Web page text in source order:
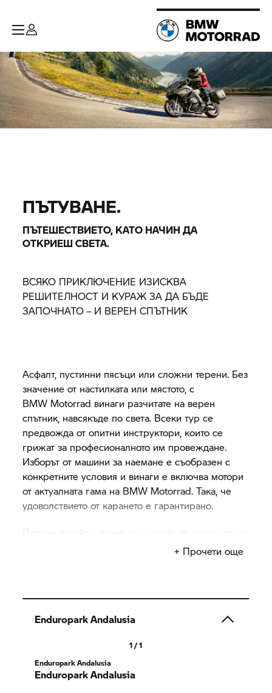
ПЪТУВАНЕ.
ПЪТЕШЕСТВИЕТО, КАТО НАЧИН ДА
ОТКРИЕШ СВЕТА.
ВСЯКО ПРИКЛЮЧЕНИЕ ИЗИСКВА
РЕШИТЕЛНОСТ И КУРАЖ ЗА ДА БЪДЕ
ЗАПОЧНАТО – И ВЕРЕН СПЪТНИК
Асфалт, пустинни пясъци или сложни терени. Без
значение от настилката или мястото, с
BMW Motorrad винаги разчитате на верен
спътник, навсякъде по света. Всеки тур се
предвожда от опитни инструктори, които се
грижат за професионалното им провеждане.
Изборът от машини за наемане е съобразен с
конкретните условия и винаги е включва мотори
от актуалната гама на BMW Motorrad. Така, че
удоволствието от карането е гарантирано.
Повече детайли може да научите от дилърите на
+ Прочети още
Enduropark Andalusia
1 / 1
Enduropark Andalusia
Enduropark Andalusia